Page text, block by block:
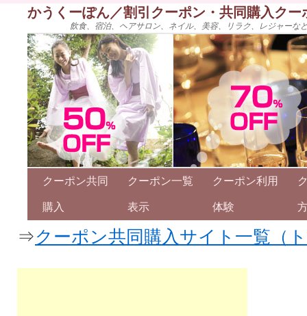
かうくーぽん／割引クーポン・共同購入ク
飲食、宿泊、ヘアサロン、ネイル、美容、リラク、レジャー
クーポン共同
購入
クーポン一覧
表示
クーポン利用
体験
⇒クーポン共同購入サイト一覧（